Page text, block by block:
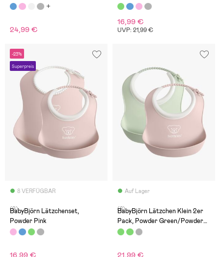
24,99 €
16,99 €
UVP: 21,99 €
-23%
Superpreis
8 VERFÜGBAR
(9)
BabyBjörn Lätzchenset,
Powder Pink
16,99 €
Auf Lager
(8)
BabyBjörn Lätzchen Klein 2er
Pack, Powder Green/Powder
Pink
21,99 €